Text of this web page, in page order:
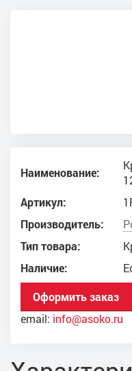
Наименование:
Артикул:
Производитель:
Тип товара:
Наличие:
Оформить заказ
email: info@asoko.ru